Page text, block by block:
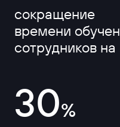
сокращение
времени
сотрудников на
30%